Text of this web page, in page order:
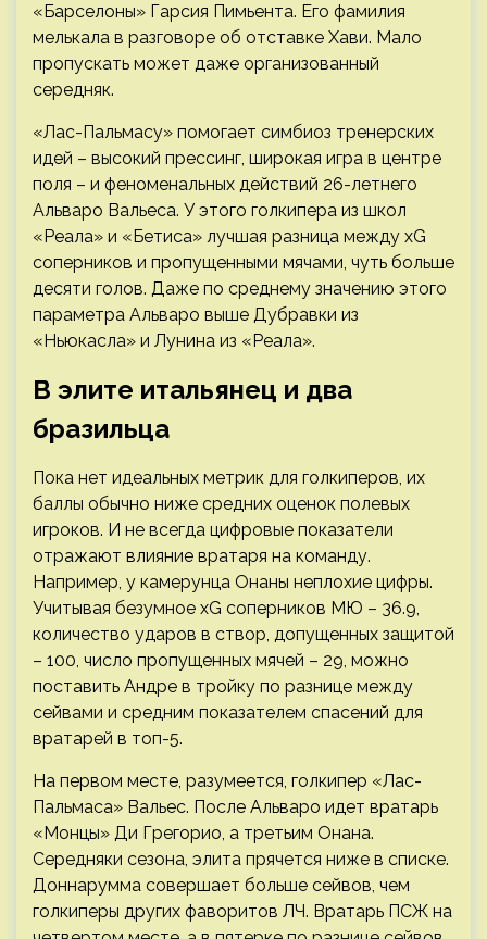
«Барселоны» Гарсия Пимьента. Его фамилия
мелькала в разговоре об отставке Хави. Мало
пропускать может даже организованный
середняк.
«Лас-Пальмасу» помогает симбиоз тренерских
идей – высокий прессинг, широкая игра в центре
поля – и феноменальных действий 26-летнего
Альваро Вальеса. У этого голкипера из школ
«Реала» и «Бетиса» лучшая разница между xG
соперников и пропущенными мячами, чуть больше
десяти голов. Даже по среднему значению этого
параметра Альваро выше Дубравки из
«Ньюкасла» и Лунина из «Реала».
В элите итальянец и два
бразильца
Пока нет идеальных метрик для голкиперов, их
баллы обычно ниже средних оценок полевых
игроков. И не всегда цифровые показатели
отражают влияние вратаря на команду.
Например, у камерунца Онаны неплохие цифры.
Учитывая безумное xG соперников МЮ – 36.9,
количество ударов в створ, допущенных защитой
– 100, число пропущенных мячей – 29, можно
поставить Андре в тройку по разнице между
сейвами и средним показателем спасений для
вратарей в топ-5.
На первом месте, разумеется, голкипер «Лас-
Пальмаса» Вальес. После Альваро идет вратарь
«Монцы» Ди Грегорио, а третьим Онана.
Середняки сезона, элита прячется ниже в списке.
Доннарумма совершает больше сейвов, чем
голкиперы других фаворитов ЛЧ. Вратарь ПСЖ на